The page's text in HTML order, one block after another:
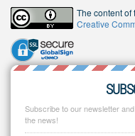
The content
Creative
Subscribe to our newsletter
the news!